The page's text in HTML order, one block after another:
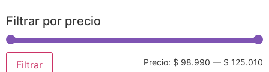
Filtrar por precio
Filtrar Precio: $ 98.990 — $ 125.010